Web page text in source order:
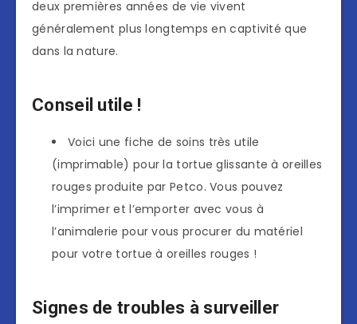
deux premières années de vie vivent
généralement plus longtemps en captivité que
dans la nature.
Conseil utile !
Voici une fiche de soins très utile
(imprimable) pour la tortue glissante à oreilles
rouges produite par Petco. Vous pouvez
l’imprimer et l’emporter avec vous à
l’animalerie pour vous procurer du matériel
pour votre tortue à oreilles rouges !
Signes de troubles à surveiller